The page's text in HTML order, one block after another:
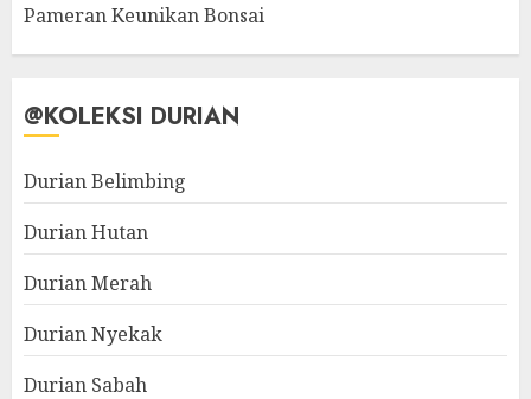
Pameran Keunikan Bonsai
@KOLEKSI DURIAN
Durian Belimbing
Durian Hutan
Durian Merah
Durian Nyekak
Durian Sabah